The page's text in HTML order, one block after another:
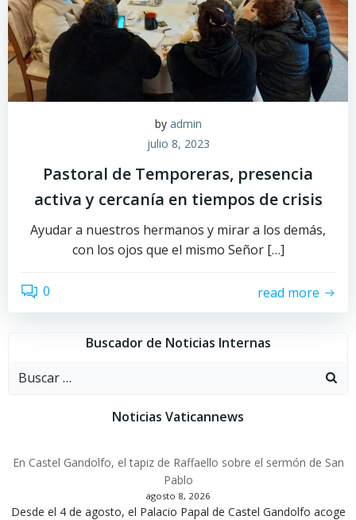
by admin
julio 8, 2023
Pastoral de Temporeras, presencia
activa y cercanía en tiempos de crisis
Ayudar a nuestros hermanos y mirar a los demás,
con los ojos que el mismo Señor […]
0 read more
Buscador de Noticias Internas
Buscar:
Noticias Vaticannews
En Castel Gandolfo, el tapiz de Raffaello sobre el sermón de San
Pablo
agosto 8, 2026
Desde el 4 de agosto, el Palacio Papal de Castel Gandolfo acoge